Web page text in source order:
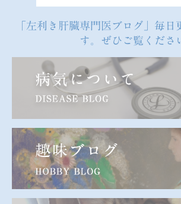
「左利き肝臓専門医ブログ」毎日
す。ぜひご覧くださ